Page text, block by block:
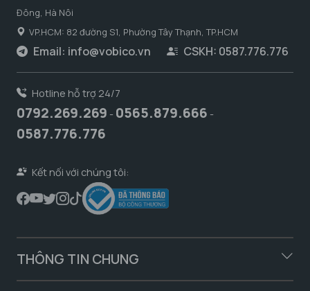
Đông, Hà Nôi
VP.HCM: 82 đường S1, Phường Tây Thạnh, TP.HCM
Email: info@vobico.vn CSKH: 0587.776.776
Hotline hỗ trợ 24/7
0792.269.269 - 0565.879.666 -
0587.776.776
Kết nối với chúng tôi:
THÔNG TIN CHUNG